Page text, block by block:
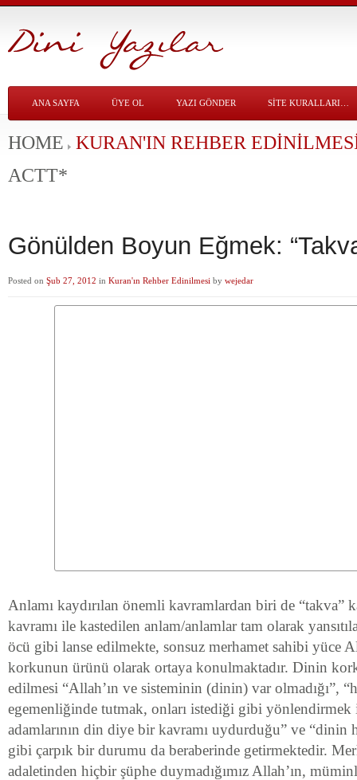
ANA SAYFA ÜYE OL YAZI GÖNDER SITE KURALLARI…
HOME KURAN'IN REHBER
ACTT*
Gönülden Boyun Eğmek:
Posted on Şub 27, 2012 in Kuran'ın Rehber Edinilmesi by wejedar
Anlamı kaydırılan önemli kavramlardan biri de “takva”
kavramı ile kastedilen anlam/anlamlar tam olarak
öcü gibi lanse edilmekte, sonsuz merhamet sahibi yüce
korkunun ürünü olarak ortaya konulmaktadır. Dinin
edilmesi “Allah’ın ve sisteminin (dinin) var olmadığı”,
egemenliğinde tutmak, onları istediği gibi yönlendirmek
adamlarının din diye bir kavramı uydurduğu” ve “dinin
gibi çarpık bir durumu da beraberinde getirmektedir.
adaletinden hiçbir şüphe duymadığımız Allah’ın,